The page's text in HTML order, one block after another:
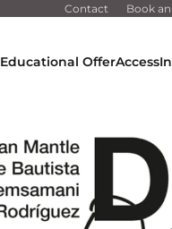
Contact Book
Educational OfferAccess